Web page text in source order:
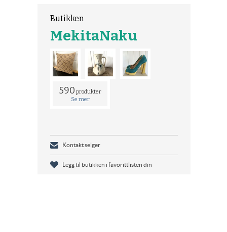
Butikken
MekitaNaku
590 produkter
Se mer
Kontakt selger
Legg til butikken i favorittlisten din